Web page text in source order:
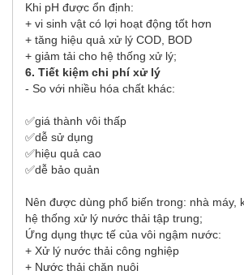
Khi pH được ổn định:
+ vi sinh vật có lợi hoạt động tốt hơn
+ tăng hiệu quả xử lý COD, BOD
+ giảm tải cho hệ thống xử lý;
6. Tiết kiệm chi phí xử lý
- So với nhiều hóa chất khác:
✅giá thành vôi thấp
✅dễ sử dụng
✅hiệu quả cao
✅dễ bảo quản
Nên được dùng phổ biến trong: nhà máy,
hệ thống xử lý nước thải tập trung;
Ứng dụng thực tế của vôi ngậm nước:
+ Xử lý nước thải công nghiệp
+ Nước thải chăn nuôi